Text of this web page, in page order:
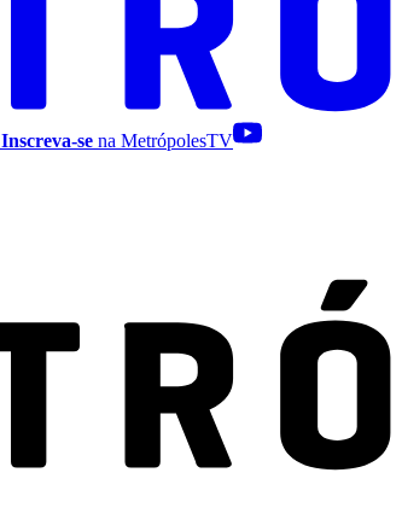
Inscreva-se na MetrópolesTV